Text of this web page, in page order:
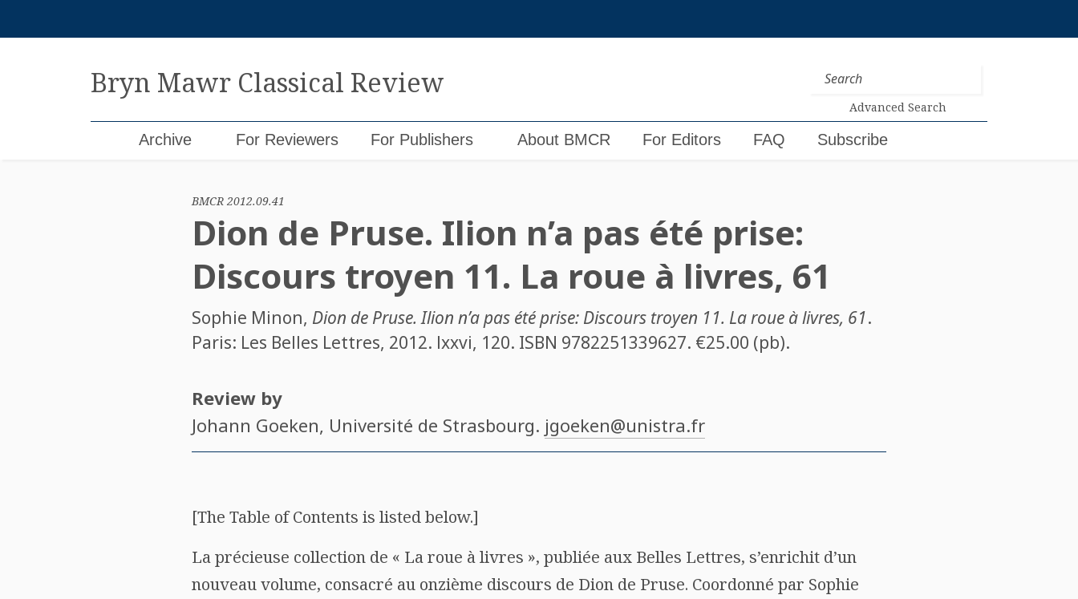
Bryn Mawr Classical Review
Advanced Search
Archive For Reviewers For Publishers About BMCR For Editors FAQ Subscribe
BMCR 2012.09.41
Dion de Pruse. Ilion n’a pas été prise:
Discours troyen 11. La roue à livres, 61
Sophie Minon, Dion de Pruse. Ilion n’a pas été prise: Discours troyen 11. La roue à livres, 61.
Paris: Les Belles Lettres, 2012. lxxvi, 120. ISBN 9782251339627. €25.00 (pb).
Review by
Johann Goeken, Université de Strasbourg. jgoeken@unistra.fr
[The Table of Contents is listed below.]
La précieuse collection de « La roue à livres », publiée aux Belles Lettres, s’enrichit d’un
nouveau volume, consacré au onzième discours de Dion de Pruse. Coordonné par Sophie